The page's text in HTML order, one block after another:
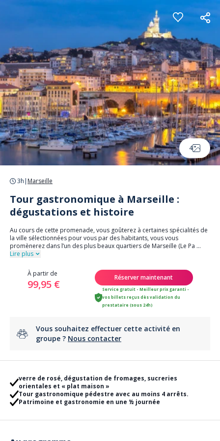
Panneau de gestion des cookies
4
3h | Marseille
Tour gastronomique à Marseille :
dégustations et histoire
Au cours de cette promenade, vous goûterez à certaines spécialités de
la ville sélectionnées pour vous par des habitants, vous vous
promènerez dans l’un des plus beaux quartiers de Marseille (Le Pa ...
Lire plus
À partir de
99,95 €
Réserver maintenant
Service gratuit - Meilleur prix garanti -
vos billets reçus dès validation du
prestataire (sous 24h)
Vous souhaitez effectuer cette activité en
groupe ? Nous contacter
verre de rosé, dégustation de fromages, sucreries
orientales et « plat maison »
Tour gastronomique pédestre avec au moins 4 arrêts.
Patrimoine et gastronomie en une ½ journée